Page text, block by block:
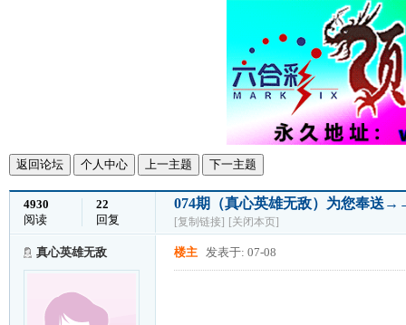
返回论坛 个人中心 上一主题 下一主题
4930
阅读
22
回复
074期（真心英雄无敌）为您奉
[复制链接] [关闭本页]
真心英雄无敌 楼主 发表于: 07-08